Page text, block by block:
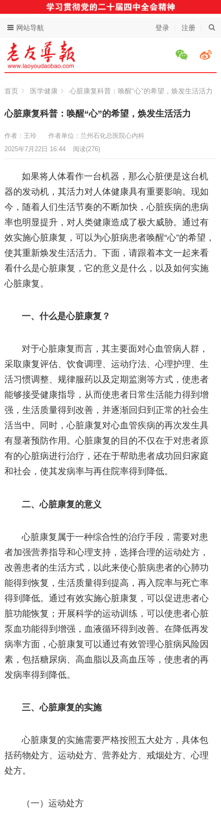
登录 注册
网站导航
首页 医学健康 心脏康复科普：唤醒“心”的希望，焕发生活活力
心脏康复科普：唤醒“心”的希望，焕发生活活力
作者：王玲
作者单位：兰州石化总医院心内科
2025年7月22日 16:44
阅读(276)
如果将人体看作一台机器，那么心脏便是这台机
器的发动机，其活力对人体健康具有重要影响。现如
今，随着人们生活节奏的不断加快，心脏疾病的患病
率也明显提升，对人类健康造成了极大威胁。通过有
效实施心脏康复，可以为心脏病患者唤醒“心”的希望，
使其重新焕发生活活力。下面，请跟着本文一起来看
看什么是心脏康复，它的意义是什么，以及如何实施
心脏康复。
一、什么是心脏康复？
对于心脏康复而言，其主要面对心血管病人群，
采取康复评估、饮食调理、运动疗法、心理护理、生
活习惯调整、规律服药以及定期监测等方式，使患者
能够接受健康指导，从而使患者日常生活能力得到增
强，生活质量得到改善，并逐渐回归到正常的社会生
活当中。同时，心脏康复对心血管疾病的再次发生具
有显著预防作用。心脏康复的目的不仅在于对患者原
有的心脏病进行治疗，还在于帮助患者成功回归家庭
和社会，使其发病率与再住院率得到降低。
二、心脏康复的意义
心脏康复属于一种综合性的治疗手段，需要对患
者加强营养指导和心理支持，选择合理的运动处方，
改善患者的生活方式，以此来使心脏病患者的心肺功
能得到恢复，生活质量得到提高，再入院率与死亡率
得到降低。通过有效实施心脏康复，可以促进患者心
脏功能恢复；开展科学的运动训练，可以使患者心脏
泵血功能得到增强，血液循环得到改善。在降低再发
病率方面，心脏康复可以通过有效管理心脏病风险因
素，包括糖尿病、高血脂以及高血压等，使患者的再
发病率得到降低。
三、心脏康复的实施
心脏康复的实施需要严格按照五大处方，具体包
括药物处方、运动处方、营养处方、戒烟处方、心理
处方。
（一）运动处方